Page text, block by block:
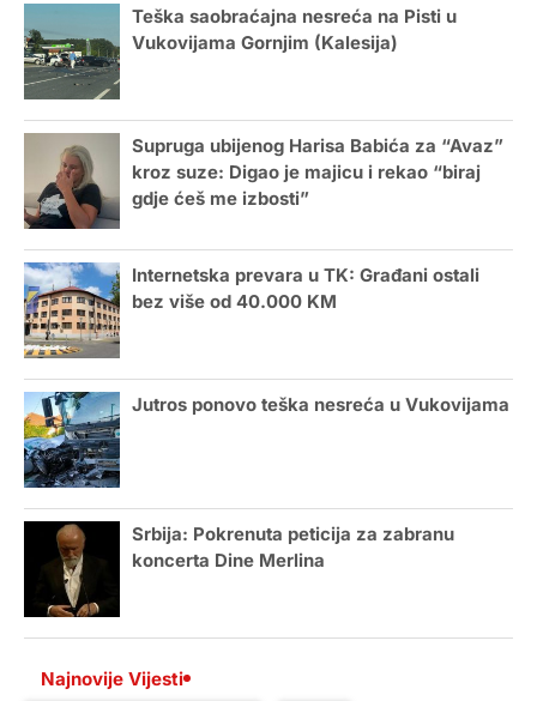
Teška saobraćajna nesreća na Pisti u
Vukovijama Gornjim (Kalesija)
Supruga ubijenog Harisa Babića za “Avaz”
kroz suze: Digao je majicu i rekao “biraj
gdje ćeš me izbosti”
Internetska prevara u TK: Građani ostali
bez više od 40.000 KM
Jutros ponovo teška nesreća u Vukovijama
Srbija: Pokrenuta peticija za zabranu
koncerta Dine Merlina
Najnovije Vijesti